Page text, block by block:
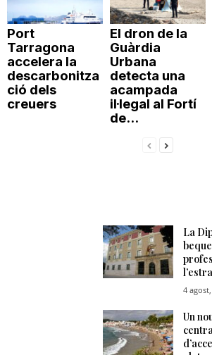
Port
Tarragona
accelera la
descarbonitza
ció dels
creuers
El dron de la
Guàrdia
Urbana
detecta una
acampada
il·legal al Fortí
de...